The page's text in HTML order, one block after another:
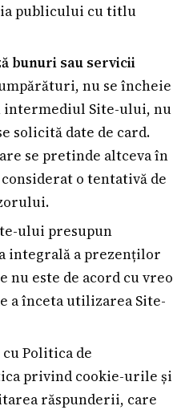
publicului cu titlu
bunuri sau servicii
nu se încheie
intermediul Site-ului, nu
solicită date de card.
se pretinde altceva în
o tentativă de
ului presupun
integrală a prezenților
este de acord cu vreo
a înceta utilizarea Site-
Politica de
privind cookie-urile și
răspunderii, care